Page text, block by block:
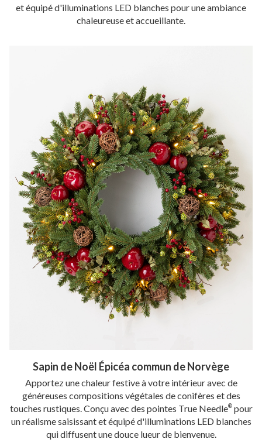
et équipé d'illuminations LED blanches pour une ambiance
chaleureuse et accueillante.
Sapin de Noël Épicéa commun de Norvège
Apportez une chaleur festive à votre intérieur avec de
généreuses compositions végétales de conifères et des
touches rustiques. Conçu avec des pointes True Needle®pour
un réalisme saisissant et équipé d'illuminations LED blanches
qui diffusent une douce lueur de bienvenue.